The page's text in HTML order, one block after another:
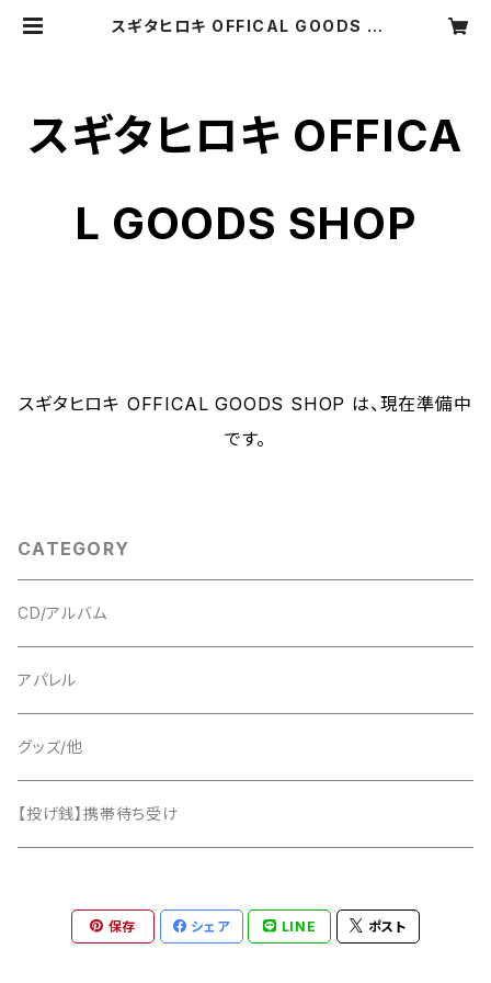
スギタヒロキ OFFICAL GOODS S
スギタヒロキ OFFICA
L GOODS SHOP
スギタヒロキ OFFICAL GOODS SHOP は、現在準備中
です。
CATEGORY
CD/アルバム
アパレル
グッズ/他
【投げ銭】携帯待ち受け
保存 シェア LINE ポスト